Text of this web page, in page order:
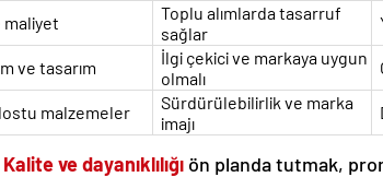
maliyet
Toplu alımlarda tasarruf
sağlar
ve tasarım
İlgi çekici ve markaya uygun
olmalı
malzemeler
Sürdürülebilirlik ve marka
imajı
Kalite ve dayanıklılığı ön planda tutmak,